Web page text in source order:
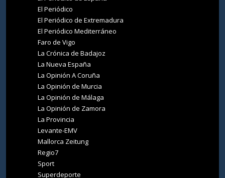
El Periódico
El Periódico de Extremadura
El Periódico Mediterráneo
Faro de Vigo
La Crónica de Badajoz
La Nueva España
La Opinión A Coruña
La Opinión de Murcia
La Opinión de Málaga
La Opinión de Zamora
La Provincia
Levante-EMV
Mallorca Zeitung
Regio7
Sport
Superdeporte